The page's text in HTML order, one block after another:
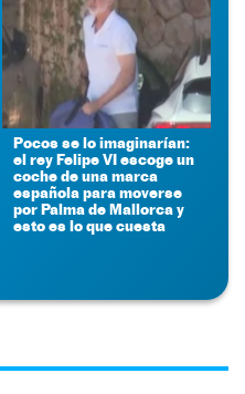
Pocos se lo imaginarían:
el rey Felipe VI escoge un
coche de una marca
española para moverse
por Palma de Mallorca y
esto es lo que cuesta